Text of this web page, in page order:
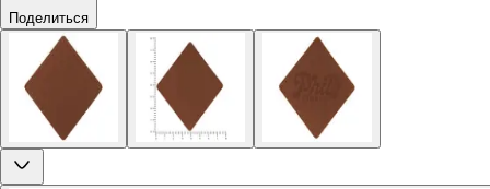
Поделиться